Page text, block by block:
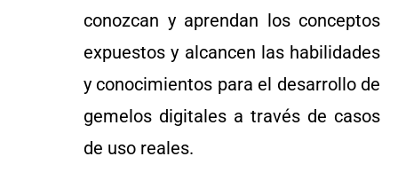
conozcan y aprendan los conceptos
expuestos y alcancen las habilidades
y conocimientos para el desarrollo de
gemelos digitales a través de casos
de uso reales.